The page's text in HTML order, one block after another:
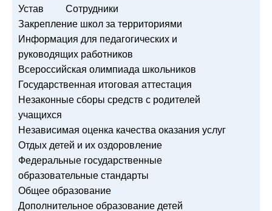
Устав
Сотрудники
Закрепление школ за территориями
Информация для педагогических и
руководящих работников
Всероссийская олимпиада школьников
Государственная итоговая аттестация
Незаконные сборы средств с родителей
учащихся
Независимая оценка качества оказания услуг
Отдых детей и их оздоровление
Федеральные государственные
образовательные стандарты
Общее образование
Дополнительное образование детей